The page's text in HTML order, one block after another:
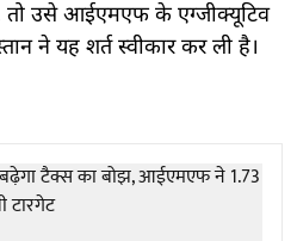
तो उसे आईएमएफ के एग्जीक्यूटिव
ने यह शर्त स्वीकार कर ली है।